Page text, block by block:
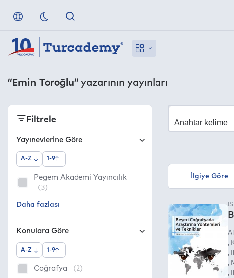
“Emin Toroğlu” yazarının yayınları
İlgiye Göre
Filtrele
Yayınevlerine Göre
A-Z 1-9
Pegem Akademi Yayıncılık
(3)
Konulara Göre
A-Z 1-9
Coğrafya
(2)